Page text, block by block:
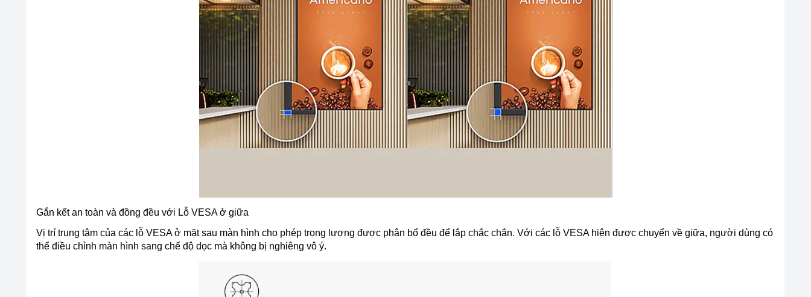
Gắn kết an toàn và đồng đều với Lỗ VESA ở giữa
Vị trí trung tâm của các lỗ VESA ở mặt sau màn hình cho phép trọng lượng được phân bổ đều để lắp chắc chắn. Với các lỗ VESA hiện được chuyển về giữa, người dùng có
thể điều chỉnh màn hình sang chế độ dọc mà không bị nghiêng vô ý.